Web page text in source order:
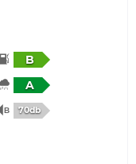
B
A
70db